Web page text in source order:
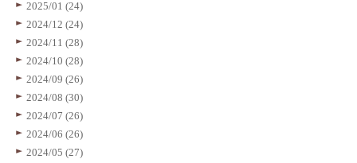
2025/01 (24)
2024/12 (24)
2024/11 (28)
2024/10 (28)
2024/09 (26)
2024/08 (30)
2024/07 (26)
2024/06 (26)
2024/05 (27)